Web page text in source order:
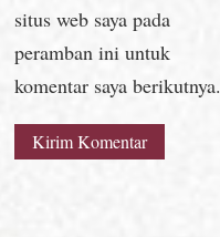
situs web saya pada
peramban ini untuk
komentar saya berikutnya.